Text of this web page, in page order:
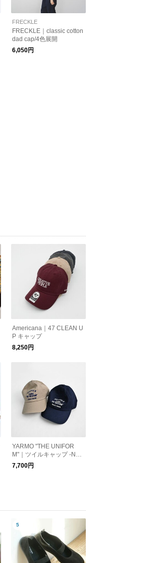
FRECKLE
FRECKLE｜classic cotton
dad cap/4色展開
6,050円
Americana｜47 CLEAN U
P キャップ
8,250円
YARMO "THE UNIFOR
M"｜ツイルキャップ -NAA
FOLK
7,700円